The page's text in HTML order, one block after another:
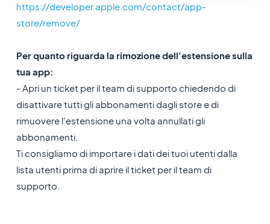
https://developer.apple.com/contact/app-
store/remove/
Per quanto riguarda la rimozione dell'estensionesulla
tua app:
- Apri un ticket per il team di supporto chiedendo di
disattivare tutti gli abbonamenti dagli store e di
rimuovere l'estensione una volta annullati gli
abbonamenti.
Ti consigliamo di importare i dati dei tuoi utenti dalla
lista utenti prima di aprire il ticket per il team di
supporto.